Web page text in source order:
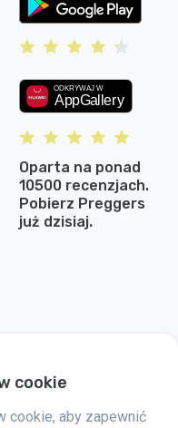
Oparta na ponad
10500 recenzjach.
Pobierz Preggers
już dzisiaj.
firmę Stroller AB w 2017
wszechstronnemu
opracowała przyjazne dla
cookie
cookie, aby zapewnić